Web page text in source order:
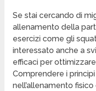
Se stai cercando di
allenamento della
esercizi come gli
interessato anche a
efficaci per
Comprendere i
nell’allenamento